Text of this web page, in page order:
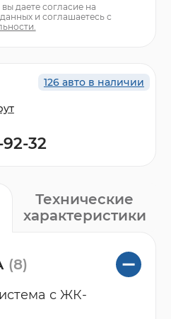
даете согласие на
и соглашаетесь с
Технические
характеристики
(8)
с ЖК-
126 авто в наличии
32